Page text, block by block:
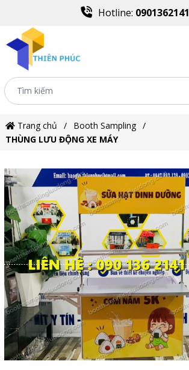
Hotline: 0901362141
Trang chủ
Booth Sampling
THÙNG LƯU ĐỘNG XE MÁY